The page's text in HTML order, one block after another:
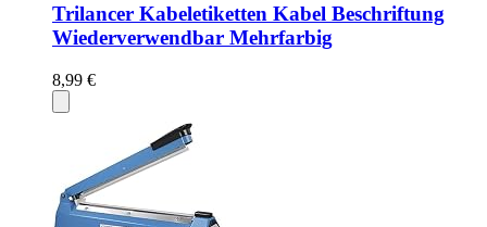
Trilancer Kabeletiketten Kabel Beschriftung
Wiederverwendbar Mehrfarbig
8,99 €